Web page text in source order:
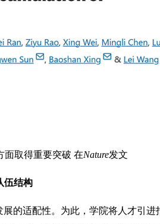
面取得重要突破 在Nature发文
伍结构
的适配性。为此，学院将人才引进